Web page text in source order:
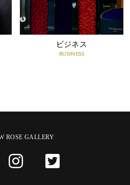
ビジネス
BUSINESS
ROSE GALLERY